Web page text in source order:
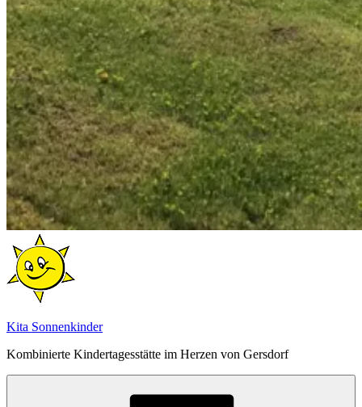
Kita Sonnenkinder
Kombinierte Kindertagesstätte im Herzen von Gersdorf